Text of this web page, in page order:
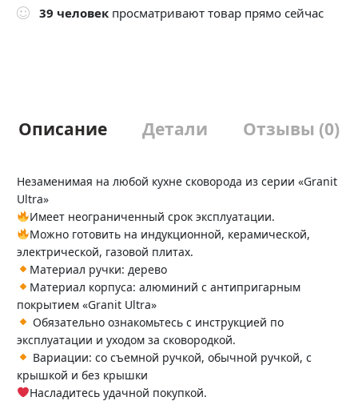
39 человек просматривают товар прямо сейчас
Описание Детали Отзывы (0)
Незаменимая на любой кухне сковорода из серии «Granit
Ultra»
Имеет неограниченный срок эксплуатации.
Можно готовить на индукционной, керамической,
электрической, газовой плитах.
Материал ручки: дерево
Материал корпуса: алюминий с антипригарным
покрытием «Granit Ultra»
Обязательно ознакомьтесь с инструкцией по
эксплуатации и уходом за сковородкой.
Вариации: со съемной ручкой, обычной ручкой, с
крышкой и без крышки
Насладитесь удачной покупкой.